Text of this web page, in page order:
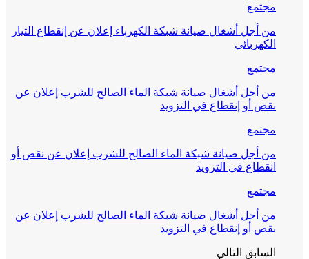
مجتمع
من أجل أشغال صيانة شبكة الكهرباء إعلان عن إنقطاع التيار
الكهربائي
مجتمع
من أجل أشغال صيانة شبكة الماء الصالح للشرب إعلان عن
نقص أو إنقطاع في التزويد
مجتمع
من أجل صيانة شبكة الماء الصالح للشرب إعلان عن نقص أو
انقطاع في التزويد
مجتمع
من أجل أشغال صيانة شبكة الماء الصالح للشرب إعلان عن
نقص أو إنقطاع في التزويد
السابق التالي